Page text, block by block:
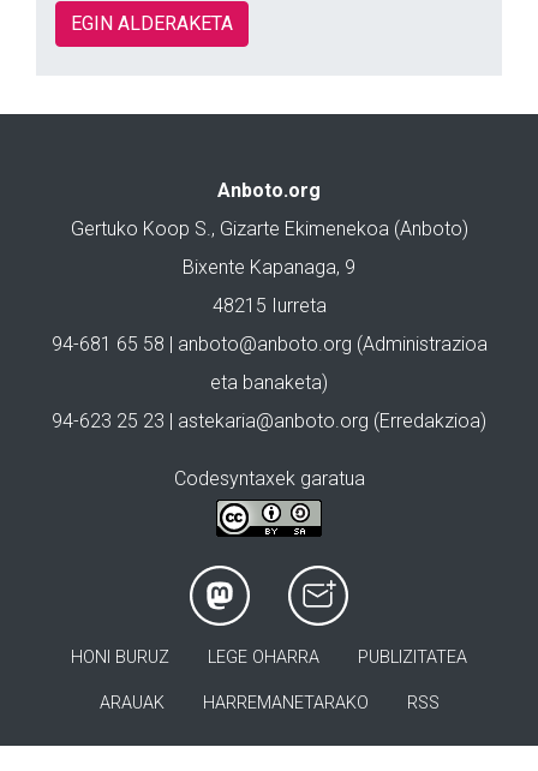
EGIN ALDERAKETA
Anboto.org
Gertuko Koop S., Gizarte Ekimenekoa (Anboto)
Bixente Kapanaga, 9
48215 Iurreta
94-681 65 58 | anboto@anboto.org (Administrazioa
eta banaketa)
94-623 25 23 | astekaria@anboto.org (Erredakzioa)
Codesyntaxek garatua
HONI BURUZ LEGE OHARRA PUBLIZITATEA
ARAUAK HARREMANETARAKO RSS